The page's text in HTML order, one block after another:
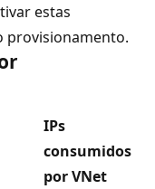
estas
provisionamento.
IPs
consumidos
por VNet